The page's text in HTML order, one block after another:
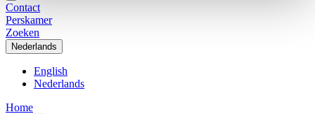
Contact
Perskamer
Zoeken
Nederlands
English
Nederlands
Home